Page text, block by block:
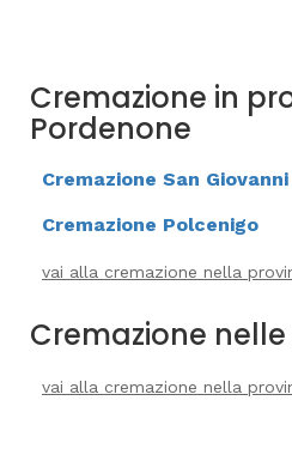
Cremazione in
Pordenone
Cremazione San Giovanni
Cremazione Polcenigo
vai alla cremazione nella
Cremazione
vai alla cremazione nella